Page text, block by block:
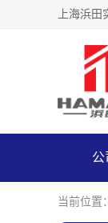
公
当前位置：